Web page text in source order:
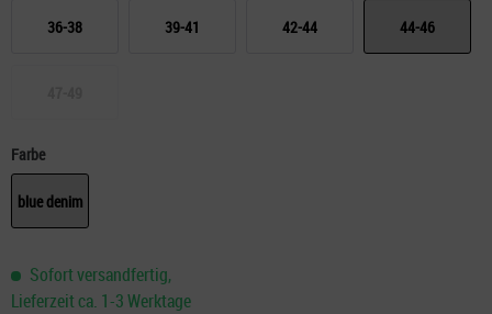
36-38 39-41 42-44 44-46
Farbe
blue denim
Sofort versandfertig,
Lieferzeit ca. 1-3 Werktage